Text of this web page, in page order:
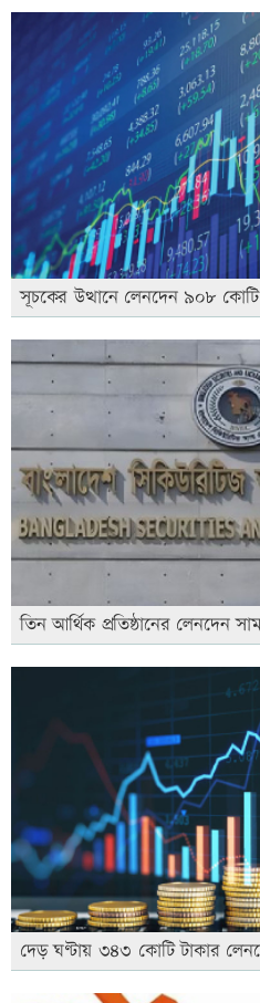
সূচকের উত্থানে লেনদেন ৯০৮ কোটি
তিন আর্থিক প্রতিষ্ঠানের লেনদেন
দেড় ঘণ্টায় ৩৪৩ কোটি টাকার